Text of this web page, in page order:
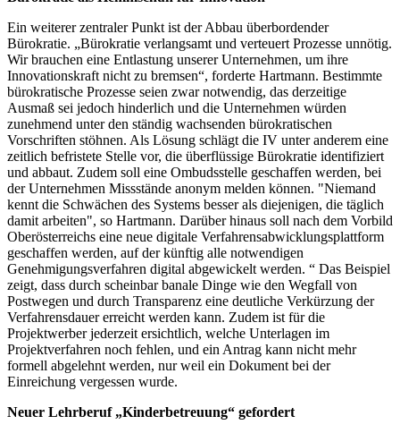
Ein weiterer zentraler Punkt ist der Abbau überbordender
Bürokratie. „Bürokratie verlangsamt und verteuert Prozesse unnötig.
Wir brauchen eine Entlastung unserer Unternehmen, um ihre
Innovationskraft nicht zu bremsen“, forderte Hartmann. Bestimmte
bürokratische Prozesse seien zwar notwendig, das derzeitige
Ausmaß sei jedoch hinderlich und die Unternehmen würden
zunehmend unter den ständig wachsenden bürokratischen
Vorschriften stöhnen. Als Lösung schlägt die IV unter anderem eine
zeitlich befristete Stelle vor, die überflüssige Bürokratie identifiziert
und abbaut. Zudem soll eine Ombudsstelle geschaffen werden, bei
der Unternehmen Missstände anonym melden können. "Niemand
kennt die Schwächen des Systems besser als diejenigen, die täglich
damit arbeiten", so Hartmann. Darüber hinaus soll nach dem Vorbild
Oberösterreichs eine neue digitale Verfahrensabwicklungsplattform
geschaffen werden, auf der künftig alle notwendigen
Genehmigungsverfahren digital abgewickelt werden. “ Das Beispiel
zeigt, dass durch scheinbar banale Dinge wie den Wegfall von
Postwegen und durch Transparenz eine deutliche Verkürzung der
Verfahrensdauer erreicht werden kann. Zudem ist für die
Projektwerber jederzeit ersichtlich, welche Unterlagen im
Projektverfahren noch fehlen, und ein Antrag kann nicht mehr
formell abgelehnt werden, nur weil ein Dokument bei der
Einreichung vergessen wurde.
Neuer Lehrberuf „Kinderbetreuung“ gefordert